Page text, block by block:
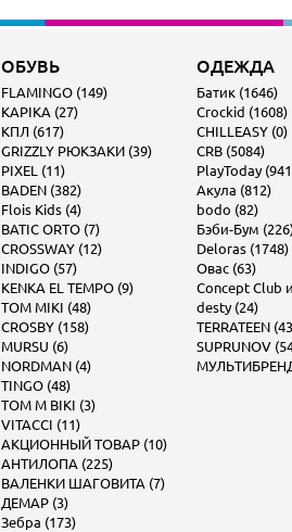
ОБУВЬ
FLAMINGO (149)
KAPIKA (27)
КПЛ (617)
GRIZZLY РЮКЗАКИ (39)
PIXEL (11)
BADEN (382)
Flois Kids (4)
BATIC ORTO (7)
CROSSWAY (12)
INDIGO (57)
KENKA EL TEMPO (9)
TOM MIKI (48)
CROSBY (158)
MURSU (6)
NORDMAN (4)
TINGO (48)
TOM M BIKI (3)
VITACCI (11)
АКЦИОННЫЙ ТОВАР (10)
АНТИЛОПА (225)
ВАЛЕНКИ ШАГОВИТА (7)
ДЕМАР (3)
Зебра (173)
ОДЕЖДА
Батик (1646)
Crockid (1608)
CHILLEASY (0)
CRB (5084)
PlayToday
Акула (812)
bodo (82)
Бэби-Бум
Deloras (1748)
Овас (63)
Concept Club
desty (24)
TERRATEEN
SUPRUNOV